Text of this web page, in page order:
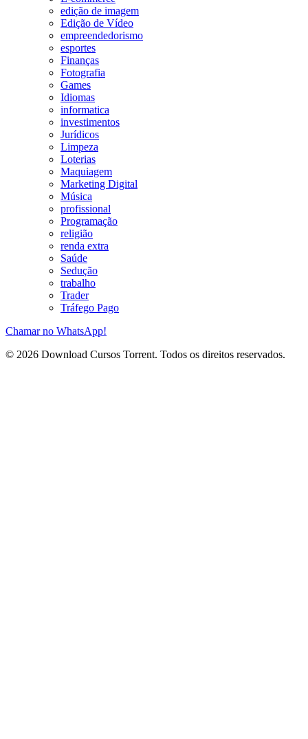
edição de imagem
Edição de Vídeo
empreendedorismo
esportes
Finanças
Fotografia
Games
Idiomas
informatica
investimentos
Jurídicos
Limpeza
Loterias
Maquiagem
Marketing Digital
Música
profissional
Programação
religião
renda extra
Saúde
Sedução
trabalho
Trader
Tráfego Pago
Chamar no WhatsApp!
© 2026 Download Cursos Torrent. Todos os direitos reservados.